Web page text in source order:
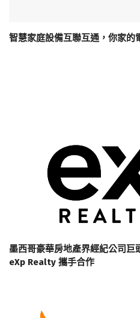
智慧家庭設備互聯互通，你家的
墨西哥豪華房地產界經紀公司
eXp Realty 攜手合作